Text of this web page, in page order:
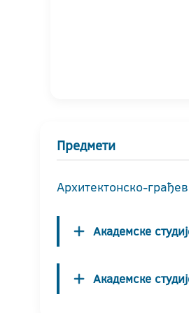
Предмети
Архитектонско-
Академске
Академске